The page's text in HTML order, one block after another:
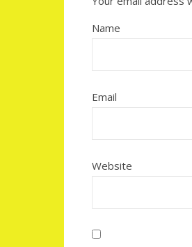
Name
Email
Website